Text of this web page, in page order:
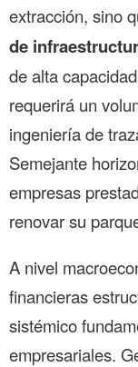
extracción, sino
de
de alta
requerirá un
ingeniería de
Semejante
empresas
renovar su
A nivel
financieras
sistémico
empresariales.